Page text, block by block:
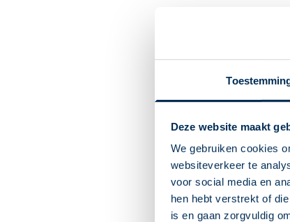
Deze website maakt
We gebruiken cookies
websiteverkeer te
voor social media en
hen hebt verstrekt of
is en gaan zorgvuldig